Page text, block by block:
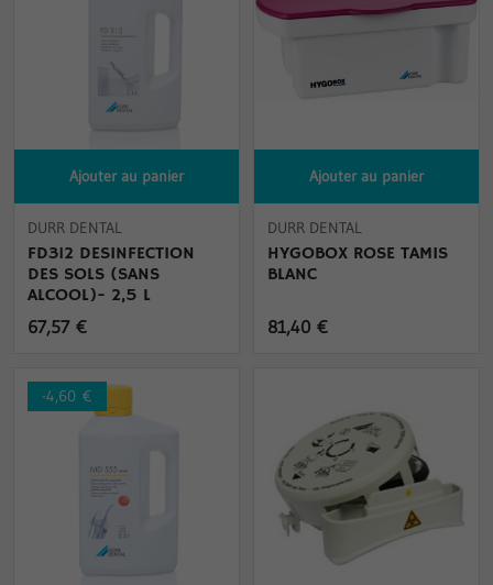
Ajouter au panier
DURR DENTAL
FD312 DESINFECTION
DES SOLS (SANS
ALCOOL)- 2,5 L
67,57 €
Ajouter au panier
DURR DENTAL
HYGOBOX ROSE TAMIS
BLANC
81,40 €
-4,60 €